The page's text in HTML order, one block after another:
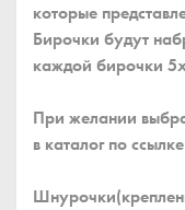
которые
Бирочки будут
каждой бирочки
При желании
в каталог по ссылке